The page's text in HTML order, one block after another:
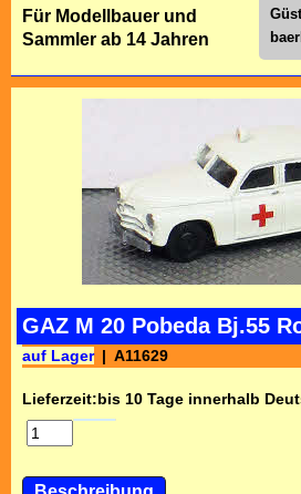
Für Modellbauer und
Sammler ab 14 Jahren
GAZ M 20 Pobeda Bj.55
auf Lager A11629
Lieferzeit:bis 10 Tage innerhalb